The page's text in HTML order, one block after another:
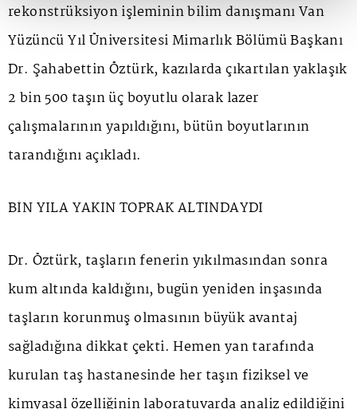
rekonstrüksiyon işleminin bilim danışmanı Van
Yüzüncü Yıl Üniversitesi Mimarlık Bölümü Başkanı
Dr. Şahabettin Öztürk, kazılarda çıkartılan yaklaşık
2 bin 500 taşın üç boyutlu olarak lazer
çalışmalarının yapıldığını, bütün boyutlarının
tarandığını açıkladı.
BİN YILA YAKIN TOPRAK ALTINDAYDI
Dr. Öztürk, taşların fenerin yıkılmasından sonra
kum altında kaldığını, bugün yeniden inşasında
taşların korunmuş olmasının büyük avantaj
sağladığına dikkat çekti. Hemen yan tarafında
kurulan taş hastanesinde her taşın fiziksel ve
kimyasal özelliğinin laboratuvarda analiz edildiğini